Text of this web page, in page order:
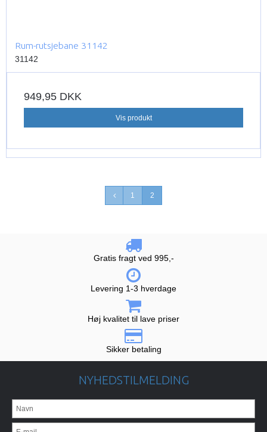
Rum-rutsjebane 31142
31142
949,95 DKK
Vis produkt
1 2
Gratis fragt ved 995,-
Levering 1-3 hverdage
Høj kvalitet til lave priser
Sikker betaling
NYHEDSTILMELDING